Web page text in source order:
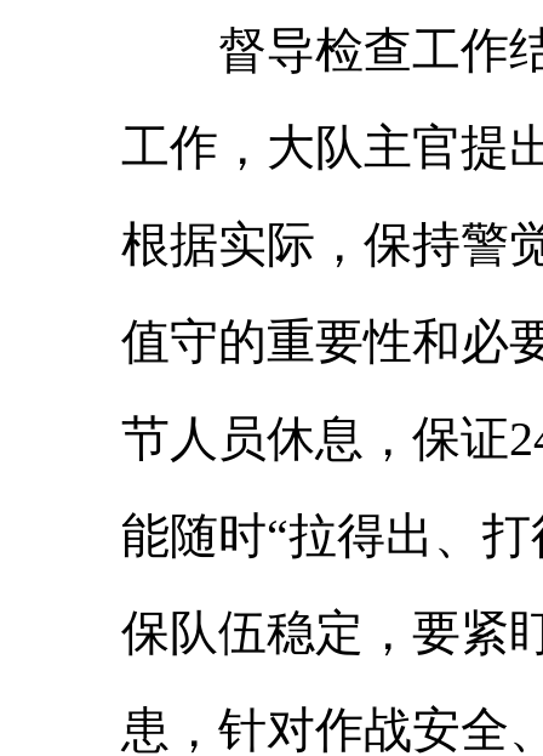
督导检查工作结
工作，大队主官提
根据实际，保持警
值守的重要性和必
节人员休息，保证
能随时“拉得出、
保队伍稳定，要紧
患，针对作战安全